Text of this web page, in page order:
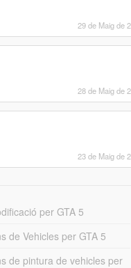
29 de Maig de
28 de Maig de
23 de Maig de
per GTA 5
de Vehicles per GTA 5
de pintura de vehicles per